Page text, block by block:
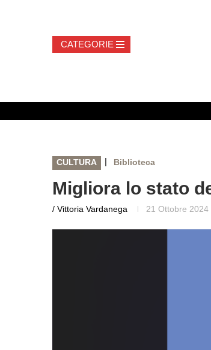
CULTURA | Biblioteca
Migliora lo stato
/ Vittoria Vardanega 21 Ottobre 2024